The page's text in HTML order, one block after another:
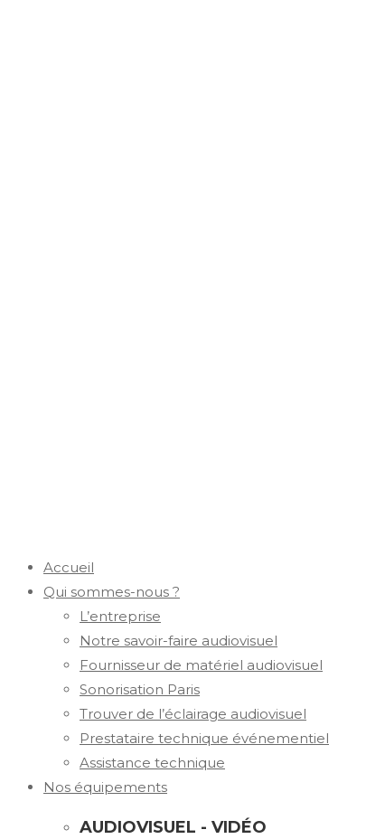
Accueil
Qui sommes-nous ?
L’entreprise
Notre savoir-faire audiovisuel
Fournisseur de matériel audiovisuel
Sonorisation Paris
Trouver de l’éclairage audiovisuel
Prestataire technique événementiel
Assistance technique
Nos équipements
AUDIOVISUEL - VIDÉO